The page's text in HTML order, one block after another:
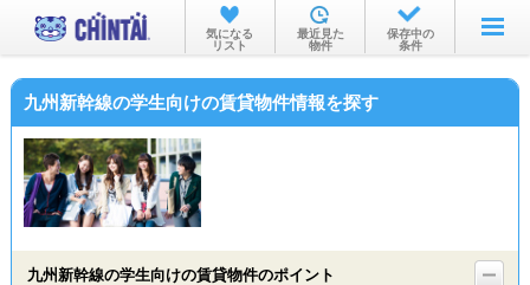
お部屋を探す
沿線・駅から
物件特集から
気になる
リスト
最近見た
物件
保存中の
条件
九州新幹線の学生向けの賃貸物件情報を探す
九州新幹線の学生向けの賃貸物件のポイント